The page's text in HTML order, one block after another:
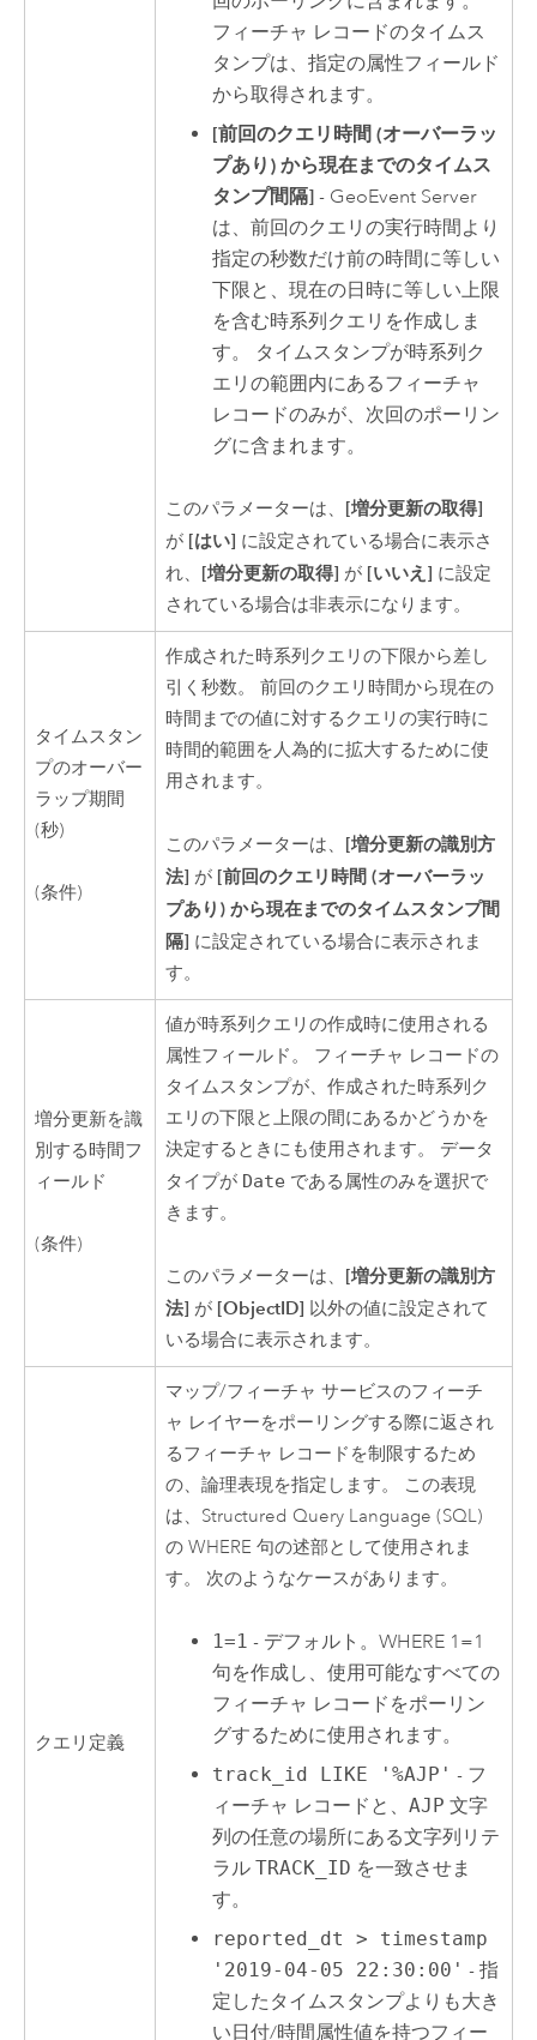
フィーチャ レコードのタイムス
タンプは、指定の属性フィールド
から取得されます。
[前回のクエリ時間 (オーバーラッ
プあり) から現在までのタイムス
タンプ間隔] - GeoEvent Server
は、前回のクエリの実行時間より
指定の秒数だけ前の時間に等しい
下限と、現在の日時に等しい上限
を含む時系列クエリを作成しま
す。 タイムスタンプが時系列ク
エリの範囲内にあるフィーチャ
レコードのみが、次回のポーリン
グに含まれます。
このパラメーターは、 [増分更新の取得]
が [はい] に設定されている場合に表示さ
れ、 [増分更新の取得] が [いいえ] に設定
されている場合は非表示になります。
タイムスタン
プのオーバー
ラップ期間
(秒)
(条件)
作成された時系列クエリの下限から差し
引く秒数。 前回のクエリ時間から現在の
時間までの値に対するクエリの実行時に
時間的範囲を人為的に拡大するために使
用されます。
このパラメーターは、 [増分更新の識別方
法] が [前回のクエリ時間 (オーバーラッ
プあり) から現在までのタイムスタンプ間
隔] に設定されている場合に表示されま
す。
増分更新を識
別する時間フ
ィールド
(条件)
値が時系列クエリの作成時に使用される
属性フィールド。 フィーチャ レコードの
タイムスタンプが、作成された時系列ク
エリの下限と上限の間にあるかどうかを
決定するときにも使用されます。 データ
タイプが Date である属性のみを選択で
きます。
このパラメーターは、 [増分更新の識別方
法] が [ObjectID] 以外の値に設定されて
いる場合に表示されます。
クエリ定義
マップ/フィーチャ サービスのフィーチ
ャ レイヤーをポーリングする際に返され
るフィーチャ レコードを制限するため
の、論理表現を指定します。 この表現
は、Structured Query Language (SQL)
の WHERE 句の述部として使用されま
す。 次のようなケースがあります。
1=1 - デフォルト。WHERE 1=1
句を作成し、使用可能なすべての
フィーチャ レコードをポーリン
グするために使用されます。
track_id LIKE '%AJP' - フ
ィーチャ レコードと、AJP 文字
列の任意の場所にある文字列リテ
ラルTRACK_ID を一致させま
す。
reported_dt > timestamp
'2019-04-05 22:30:00' - 指
定したタイムスタンプよりも大き
い日付/時間属性値を持つフィー